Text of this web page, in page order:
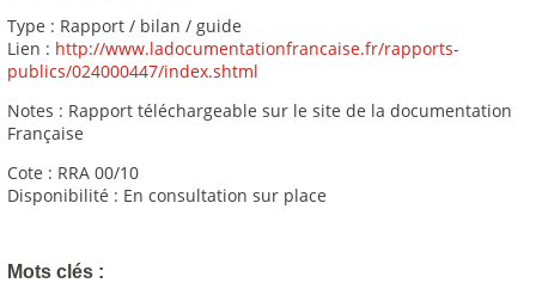
Type : Rapport / bilan / guide
Lien : http://www.ladocumentationfrancaise.fr/rapports-
publics/024000447/index.shtml
Notes : Rapport téléchargeable sur le site de la documentation
Française
Cote : RRA 00/10
Disponibilité : En consultation sur place
Mots clés :